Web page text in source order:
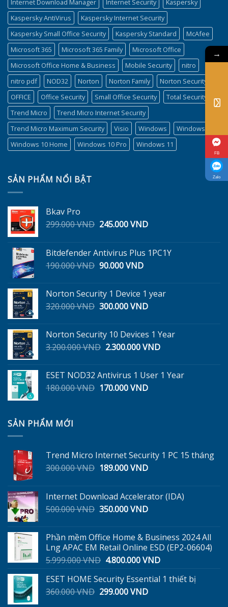
Internet Download Manager Internet Security
Kaspersky
Kaspersky AntiVirus
Kaspersky Internet Security
Kaspersky Small Office Security
Kaspersky Standard
McAfee
Microsoft 365
Microsoft 365 Family
Microsoft Office
Microsoft Office Home & Business
Mobile Security
nitro
nitro pdf
NOD32 Norton Norton Family
Norton Security
OFFICE
Office Security Small Office Security
Total Security
Trend Micro
Trend Micro Internet Security
Trend Micro Maximum Security
Visio Windows
Windows 10
Windows 10 Home
Windows 10 Pro Windows 11
SẢN PHẨM NỔI BẬT
Bkav Pro
299.000VND Giá
299.000 VND.
245.000VNDGiá
là:
Bitdefender Antivirus Plus 1PC1Y
190.000VND Giá
190.000 VND.
90.000VNDGiá
là:
90.000 VND.
Norton Security 1 Device 1 year
320.000VND Giá
320.000 VND.
300.000VNDGiá
là:
300.000 VND.
Norton Security 10 Devices 1 Year
3.200.000VND Giá
3.200.000 VND.
2.300.000VNDGiá
là:
ESET NOD32 Antivirus 1 User 1 Year
180.000VND Giá
170.000VNDGiá
SẢN PHẨM MỚI
Trend Micro Internet Security 1 PC 15 tháng
300.000VND Giá
300.000 VND.
189.000VNDGiá
là:
189.000 VND.
Internet Download Accelerator (IDA)
500.000VND Giá
500.000 VND.
350.000VNDGiá
là:
350.000 VND.
Phần mềm Office Home & Business 2024 All
Lng APAC EM Retail Online ESD (EP2-06604)
5.999.000VND Giá
là:
5.999.000 VND.
4.800.000VNDGiá
tại
ESET HOME Security Essential 1 thiết bị
360.000VND Giá
299.000VNDGiá
→
FB
Zalo